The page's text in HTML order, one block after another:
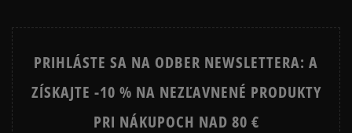
PRIHLÁSTE SA NA ODBER NEWSLETTERA: A
ZÍSKAJTE -10 % NA NEZĽAVNENÉ PRODUKTY
PRI NÁKUPOCH NAD 80 €